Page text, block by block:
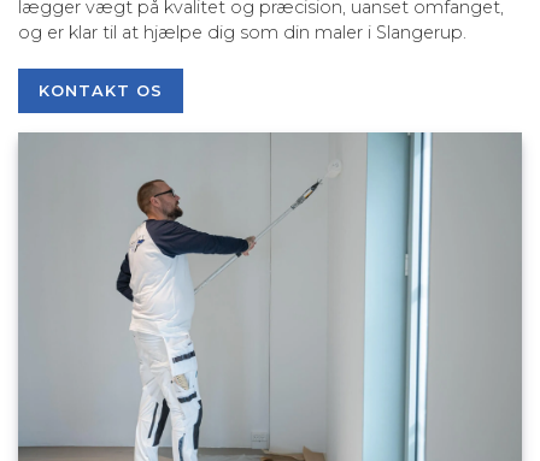
lægger vægt på kvalitet og præcision, uanset omfanget,
og er klar til at hjælpe dig som din maler i Slangerup.
KONTAKT OS